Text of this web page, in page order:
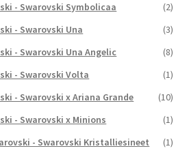
- Swarovski Symbolicaa
(2)
- Swarovski Una
(3)
- Swarovski Una Angelic
(8)
- Swarovski Volta
(1)
- Swarovski x Ariana Grande
(10)
- Swarovski x Minions
(1)
- Swarovski Kristalliesineet
(1)